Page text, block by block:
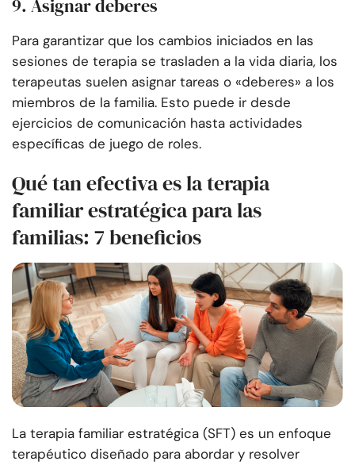
9. Asignar deberes
Para garantizar que los cambios iniciados en las
sesiones de terapia se trasladen a la vida diaria, los
terapeutas suelen asignar tareas o «deberes» a los
miembros de la familia. Esto puede ir desde
ejercicios de comunicación hasta actividades
específicas de juego de roles.
Qué tan efectiva es la terapia
familiar estratégica para las
familias: 7 beneficios
La terapia familiar estratégica (SFT) es un enfoque
terapéutico diseñado para abordar y resolver